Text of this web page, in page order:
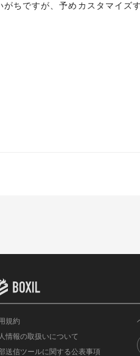
ちですが、予めカスタマイズ
規約
情報の取扱いについて
送信ツールに関する公表事項